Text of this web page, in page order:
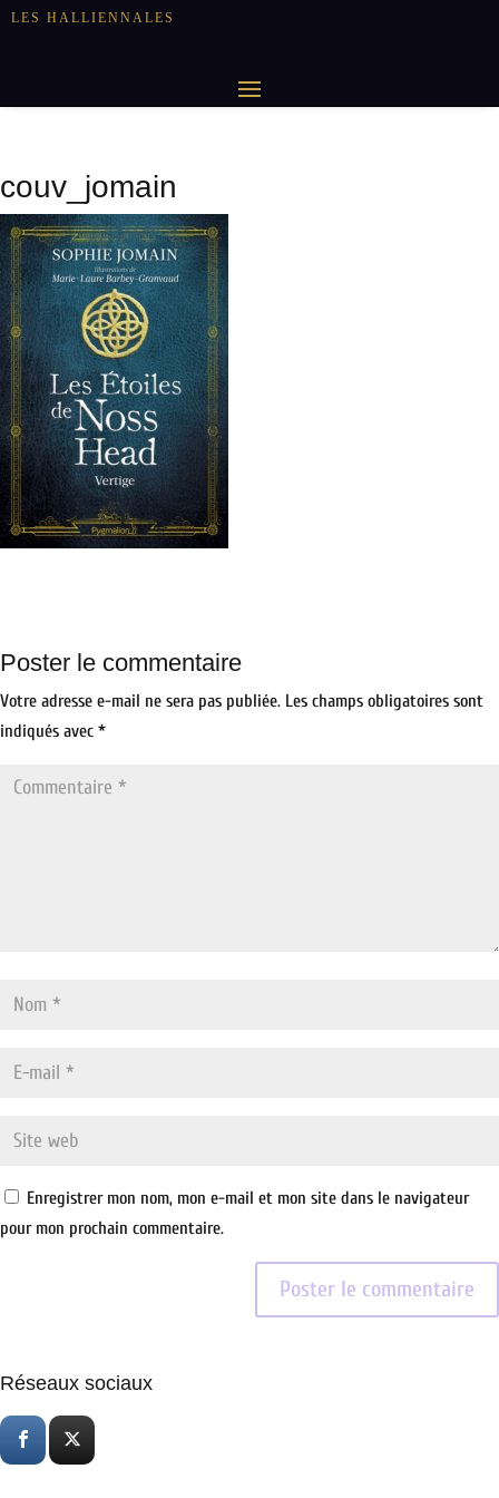
LES HALLIENNALES
couv_jomain
Poster le commentaire
Votre adresse e-mail ne sera pas publiée. Les champs obligatoires sont
indiqués avec *
Enregistrer mon nom, mon e-mail et mon site dans le navigateur
pour mon prochain commentaire.
Réseaux sociaux